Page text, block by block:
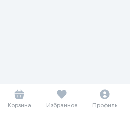
Корзина Избранное Профиль